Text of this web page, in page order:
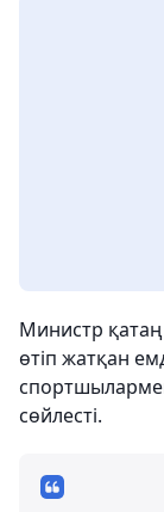
Министр
өтіп жатқан
сөйлесті.